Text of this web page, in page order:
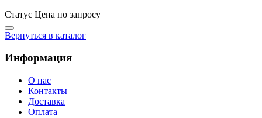
Статус Цена по запросу
Вернуться в каталог
Информация
О нас
Контакты
Доставка
Оплата